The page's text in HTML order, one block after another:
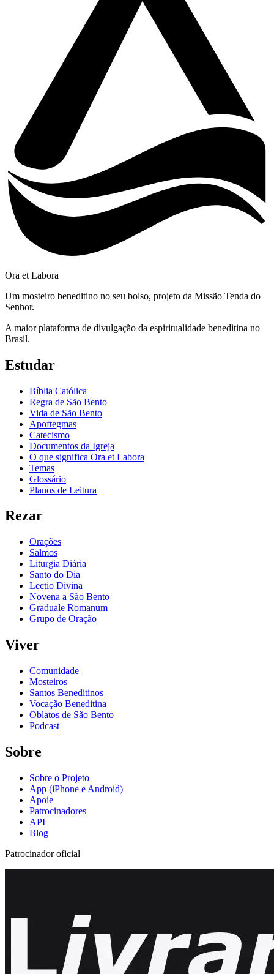
Ora et Labora
Um mosteiro beneditino no seu bolso, projeto da Missão Tenda do
Senhor.
A maior plataforma de divulgação da espiritualidade beneditina no
Brasil.
Estudar
Bíblia Católica
Regra de São Bento
Vida de São Bento
Apoftegmas
Catecismo
Documentos da Igreja
O que significa Ora et Labora
Temas
Glossário
Planos de Leitura
Rezar
Orações
Salmos
Liturgia Diária
Santo do Dia
Lectio Divina
Novena a São Bento
Graduale Romanum
Grupo de Oração
Viver
Comunidade
Mosteiros
Santos Beneditinos
Vocação Beneditina
Oblatos de São Bento
Podcast
Sobre
Sobre o Projeto
App (iPhone e Android)
Apoie
Patrocinadores
API
Blog
Patrocinador oficial